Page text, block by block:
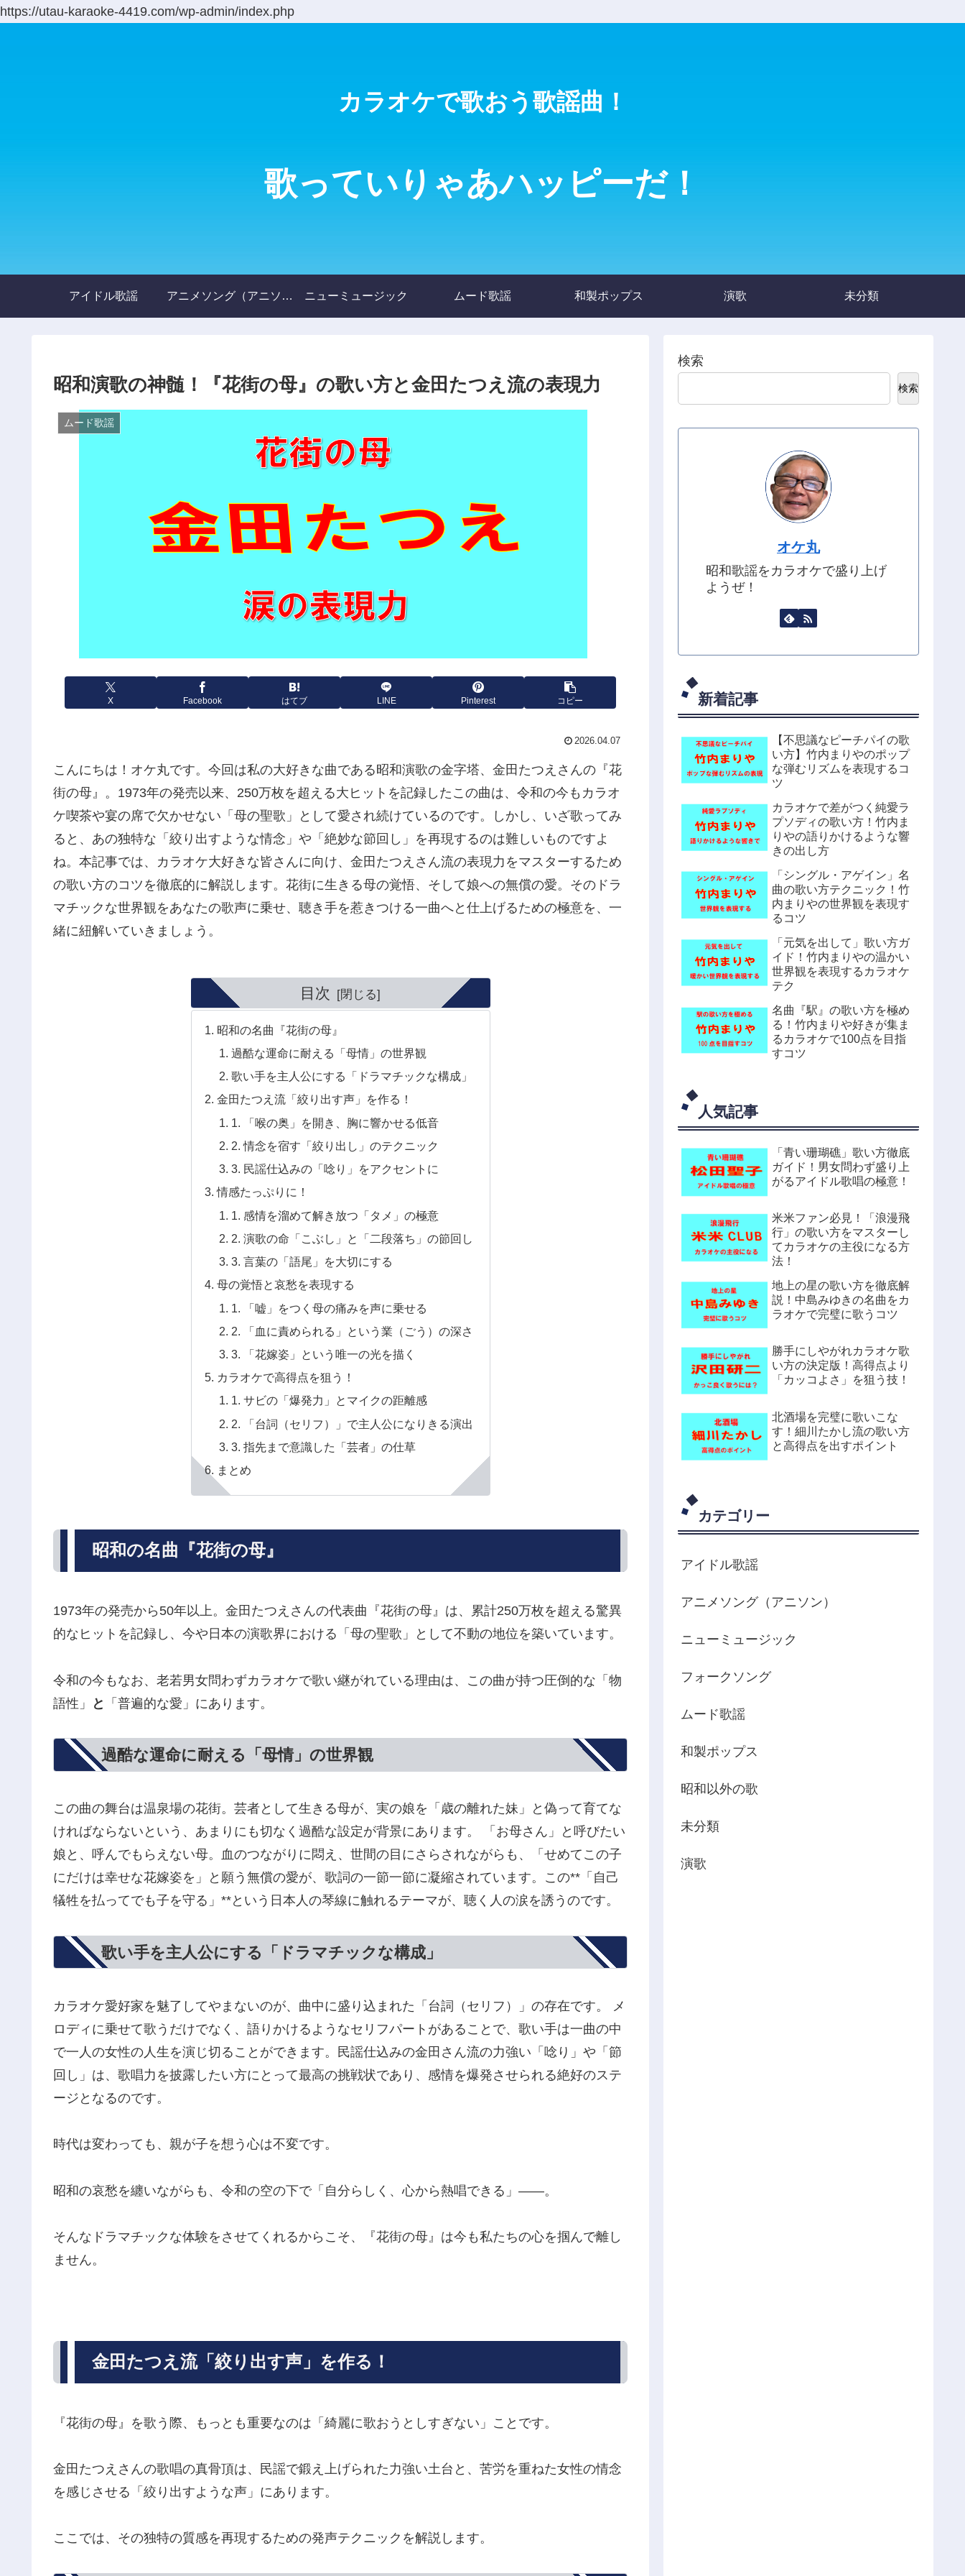
https://utau-karaoke-4419.com/wp-admin/index.php
カラオケで歌おう歌謡曲！
歌っていりゃあハッピーだ！
アイドル歌謡 アニメソング（アニソン） ニューミュージック ムード歌謡 和製ポップス 演歌 未分類
昭和演歌の神髄！『花街の母』の歌い方と金田たつえ流の表現力
ムード歌謡
X Facebook はてブ LINE Pinterest コピー
2026.04.07
こんにちは！オケ丸です。今回は私の大好きな曲である昭和演歌の金字塔、金田たつえさんの『花
街の母』。1973年の発売以来、250万枚を超える大ヒットを記録したこの曲は、令和の今もカラオ
ケ喫茶や宴の席で欠かせない「母の聖歌」として愛され続けているのです。しかし、いざ歌ってみ
ると、あの独特な「絞り出すような情念」や「絶妙な節回し」を再現するのは難しいものですよ
ね。本記事では、カラオケ大好きな皆さんに向け、金田たつえさん流の表現力をマスターするため
の歌い方のコツを徹底的に解説します。花街に生きる母の覚悟、そして娘への無償の愛。そのドラ
マチックな世界観をあなたの歌声に乗せ、聴き手を惹きつける一曲へと仕上げるための極意を、一
緒に紐解いていきましょう。
目次
昭和の名曲『花街の母』
過酷な運命に耐える「母情」の世界観
歌い手を主人公にする「ドラマチックな構成」
金田たつえ流「絞り出す声」を作る！
1. 「喉の奥」を開き、胸に響かせる低音
2. 情念を宿す「絞り出し」のテクニック
3. 民謡仕込みの「唸り」をアクセントに
情感たっぷりに！
1. 感情を溜めて解き放つ「タメ」の極意
2. 演歌の命「こぶし」と「二段落ち」の節回し
3. 言葉の「語尾」を大切にする
母の覚悟と哀愁を表現する
1. 「嘘」をつく母の痛みを声に乗せる
2. 「血に責められる」という業（ごう）の深さ
3. 「花嫁姿」という唯一の光を描く
カラオケで高得点を狙う！
1. サビの「爆発力」とマイクの距離感
2. 「台詞（セリフ）」で主人公になりきる演出
3. 指先まで意識した「芸者」の仕草
まとめ
昭和の名曲『花街の母』
1973年の発売から50年以上。金田たつえさんの代表曲『花街の母』は、累計250万枚を超える驚異
的なヒットを記録し、今や日本の演歌界における「母の聖歌」として不動の地位を築いています。
令和の今もなお、老若男女問わずカラオケで歌い継がれている理由は、この曲が持つ圧倒的な「物
語性」
と 「普遍的な愛」にあります。
過酷な運命に耐える「母情」の世界観
この曲の舞台は温泉場の花街。芸者として生きる母が、実の娘を「歳の離れた妹」と偽って育てな
ければならないという、あまりにも切なく過酷な設定が背景にあります。 「お母さん」と呼びたい
娘と、呼んでもらえない母。血のつながりに悶え、世間の目にさらされながらも、「せめてこの子
にだけは幸せな花嫁姿を」と願う無償の愛が、歌詞の一節一節に凝縮されています。この**「自己
犠牲を払ってでも子を守る」**という日本人の琴線に触れるテーマが、聴く人の涙を誘うのです。
歌い手を主人公にする「ドラマチックな構成」
カラオケ愛好家を魅了してやまないのが、曲中に盛り込まれた「台詞（セリフ）」の存在です。 メ
ロディに乗せて歌うだけでなく、語りかけるようなセリフパートがあることで、歌い手は一曲の中
で一人の女性の人生を演じ切ることができます。民謡仕込みの金田さん流の力強い「唸り」や「節
回し」は、歌唱力を披露したい方にとって最高の挑戦状であり、感情を爆発させられる絶好のステ
ージとなるのです。
時代は変わっても、親が子を想う心は不変です。
昭和の哀愁を纏いながらも、令和の空の下で「自分らしく、心から熱唱できる」――。
そんなドラマチックな体験をさせてくれるからこそ、『花街の母』は今も私たちの心を掴んで離し
ません。
金田たつえ流「絞り出す声」を作る！
『花街の母』を歌う際、もっとも重要なのは「綺麗に歌おうとしすぎない」ことです。
金田たつえさんの歌唱の真骨頂は、民謡で鍛え上げられた力強い土台と、苦労を重ねた女性の情念
を感じさせる「絞り出すような声」にあります。
ここでは、その独特の質感を再現するための発声テクニックを解説します。
検索
検索
オケ丸
昭和歌謡をカラオケで盛り上げ
ようぜ！
新着記事
【不思議なピーチパイの歌
い方】竹内まりやのポップ
な弾むリズムを表現するコ
ツ
カラオケで差がつく純愛ラ
プソディの歌い方！竹内ま
りやの語りかけるような響
きの出し方
「シングル・アゲイン」名
曲の歌い方テクニック！竹
内まりやの世界観を表現す
るコツ
「元気を出して」歌い方ガ
イド！竹内まりやの温かい
世界観を表現するカラオケ
テク
名曲『駅』の歌い方を極め
る！竹内まりや好きが集ま
るカラオケで100点を目指
すコツ
人気記事
「青い珊瑚礁」歌い方徹底
ガイド！男女問わず盛り上
がるアイドル歌唱の極意！
米米ファン必見！「浪漫飛
行」の歌い方をマスターし
てカラオケの主役になる方
法！
地上の星の歌い方を徹底解
説！中島みゆきの名曲をカ
ラオケで完璧に歌うコツ
勝手にしやがれカラオケ歌
い方の決定版！高得点より
「カッコよさ」を狙う技！
北酒場を完璧に歌いこな
す！細川たかし流の歌い方
と高得点を出すポイント
カテゴリー
アイドル歌謡
アニメソング（アニソン）
ニューミュージック
フォークソング
ムード歌謡
和製ポップス
昭和以外の歌
未分類
演歌